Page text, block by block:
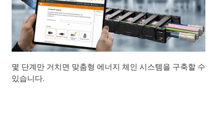
몇 단계만 거치면 맞춤형 에너지 체인 시스템을 구축할 수
있습니다.